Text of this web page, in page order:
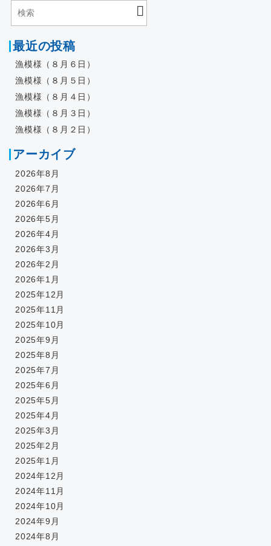
最近の投稿
漁模様（８月６日）
漁模様（８月５日）
漁模様（８月４日）
漁模様（８月３日）
漁模様（８月２日）
アーカイブ
2026年8月
2026年7月
2026年6月
2026年5月
2026年4月
2026年3月
2026年2月
2026年1月
2025年12月
2025年11月
2025年10月
2025年9月
2025年8月
2025年7月
2025年6月
2025年5月
2025年4月
2025年3月
2025年2月
2025年1月
2024年12月
2024年11月
2024年10月
2024年9月
2024年8月